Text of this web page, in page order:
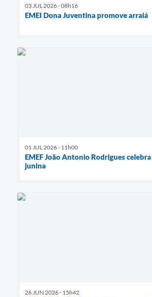
03 JUL 2026 - 08h16
EMEI Dona Juventina promove arraiá
01 JUL 2026 - 11h00
EMEF João Antonio Rodrigues
junina
26 JUN 2026 - 15h42